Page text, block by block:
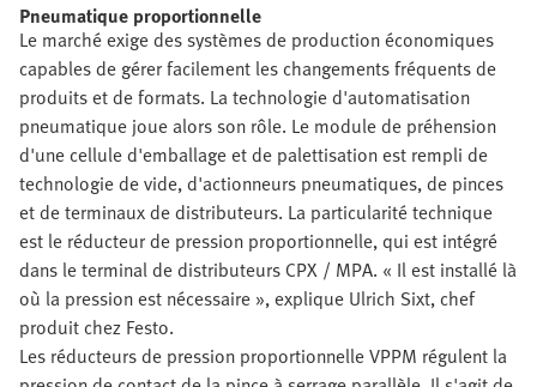
Pneumatique proportionnelle
Le marché exige des systèmes de production économiques
capables de gérer facilement les changements fréquents de
produits et de formats. La technologie d'automatisation
pneumatique joue alors son rôle. Le module de préhension
d'une cellule d'emballage et de palettisation est rempli de
technologie de vide, d'actionneurs pneumatiques, de pinces
et de terminaux de distributeurs. La particularité technique
est le réducteur de pression proportionnelle, qui est intégré
dans le terminal de distributeurs CPX / MPA. « Il est installé là
où la pression est nécessaire », explique Ulrich Sixt, chef
produit chez Festo.
Les réducteurs de pression proportionnelle VPPM régulent la